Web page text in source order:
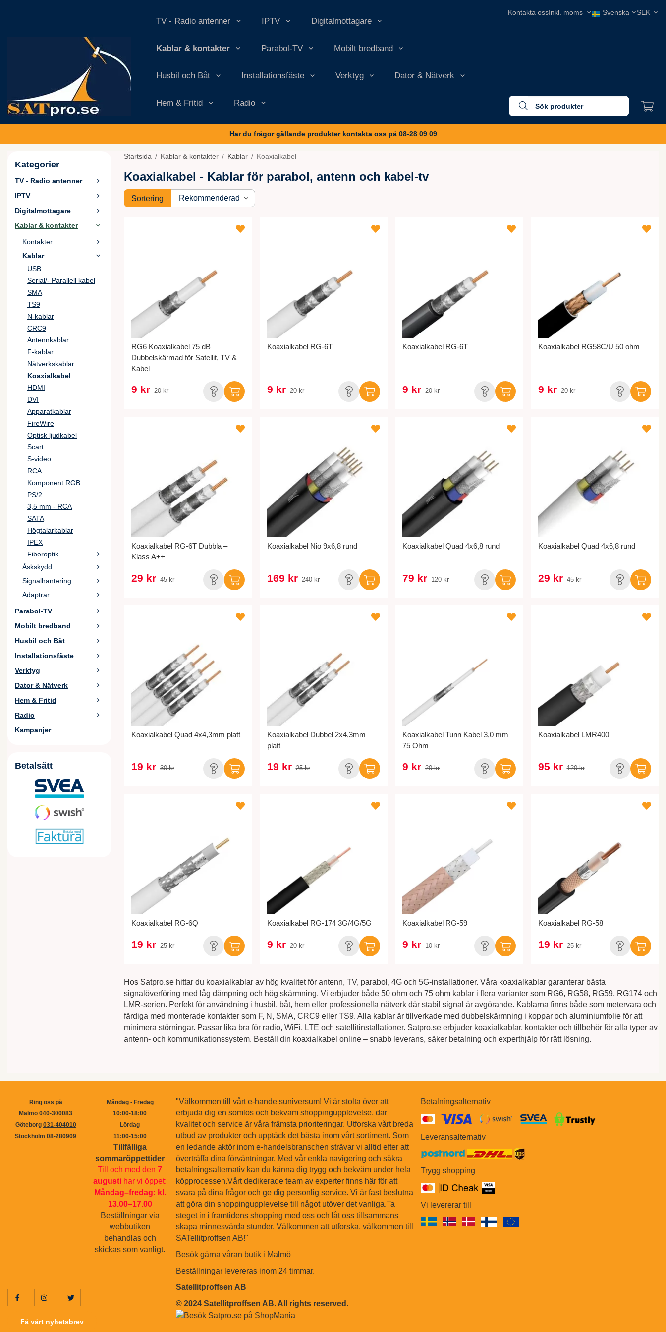
TV - Radio antenner IPTV Digitalmottagare
Kablar & kontakter Parabol-TV Mobilt bredband
Husbil och Båt Installationsfäste Verktyg Dator & Nätverk
Hem & Fritid Radio
Kontakta oss
Har du frågor gällande produkter kontakta oss på 08-28 09 09
Kategorier
TV - Radio antenner
IPTV
Digitalmottagare
Kablar & kontakter
Kontakter
Kablar
USB
Serial/- Parallell kabel
SMA
TS9
N-kablar
CRC9
Antennkablar
F-kablar
Nätverkskablar
Koaxialkabel
HDMI
DVI
Apparatkablar
FireWire
Optisk ljudkabel
Scart
S-video
RCA
Komponent RGB
PS/2
3,5 mm - RCA
SATA
Högtalarkablar
IPEX
Fiberoptik
Åskskydd
Signalhantering
Adaptrar
Parabol-TV
Mobilt bredband
Husbil och Båt
Installationsfäste
Verktyg
Dator & Nätverk
Hem & Fritid
Radio
Kampanjer
Betalsätt
Startsida / Kablar & kontakter / Kablar / Koaxialkabel
Koaxialkabel - Kablar för parabol, antenn och kabel-tv
Sortering
RG6 Koaxialkabel 75 dB –
Dubbelskärmad för Satellit, TV &
Kabel
9 kr 20 kr
Koaxialkabel RG-6T
9 kr 20 kr
Koaxialkabel RG-6T
9 kr 20 kr
Koaxialkabel RG58C/U 50 ohm
9 kr 20 kr
Koaxialkabel RG-6T Dubbla –
Klass A++
29 kr 45 kr
Koaxialkabel Nio 9x6,8 rund
169 kr 240 kr
Koaxialkabel Quad 4x6,8 rund
79 kr 120 kr
Koaxialkabel Quad 4x6,8 rund
29 kr 45 kr
Koaxialkabel Quad 4x4,3mm platt
19 kr 30 kr
Koaxialkabel Dubbel 2x4,3mm
platt
19 kr 25 kr
Koaxialkabel Tunn Kabel 3,0 mm
75 Ohm
9 kr 20 kr
Koaxialkabel LMR400
95 kr 120 kr
Koaxialkabel RG-6Q
19 kr 25 kr
Koaxialkabel RG-174 3G/4G/5G
9 kr 20 kr
Koaxialkabel RG-59
9 kr 10 kr
Koaxialkabel RG-58
19 kr 25 kr
Hos Satpro.se hittar du koaxialkablar av hög kvalitet för antenn, TV, parabol, 4G och 5G-installationer. Våra koaxialkablar garanterar bästa
signalöverföring med låg dämpning och hög skärmning. Vi erbjuder både 50 ohm och 75 ohm kablar i flera varianter som RG6, RG58, RG59, RG174 och
LMR-serien. Perfekt för användning i husbil, båt, hem eller professionella nätverk där stabil signal är avgörande. Kablarna finns både som metervara och
färdiga med monterade kontakter som F, N, SMA, CRC9 eller TS9. Alla kablar är tillverkade med dubbelskärmning i koppar och aluminiumfolie för att
minimera störningar. Passar lika bra för radio, WiFi, LTE och satellitinstallationer. Satpro.se erbjuder koaxialkablar, kontakter och tillbehör för alla typer av
antenn- och kommunikationssystem. Beställ din koaxialkabel online – snabb leverans, säker betalning och experthjälp för rätt lösning.
Ring oss på
Malmö040-300083
Göteborg 031-404010
Stockholm08-280909
Måndag - Fredag
10:00-18:00
Lördag
11:00-15:00
Tillfälliga
sommaröppettider
Till och med den7
augusti har vi öppet:
Måndag–fredag: kl.
13.00–17.00
Beställningar via
webbutiken
behandlas och
skickas som vanligt.
Få vårt nyhetsbrev
"Välkommen till vårt e-handelsuniversum! Vi är stolta över att
erbjuda dig en sömlös och bekväm shoppingupplevelse, där
kvalitet och service är våra främsta prioriteringar. Utforska vårt breda
utbud av produkter och upptäck det bästa inom vårt sortiment. Som
en ledande aktör inom e-handelsbranschen strävar vi alltid efter att
överträffa dina förväntningar. Med vår enkla navigering och säkra
betalningsalternativ kan du känna dig trygg och bekväm under hela
köpprocessen.Vårt dedikerade team av experter finns här för att
svara på dina frågor och ge dig personlig service. Vi är fast beslutna
att göra din shoppingupplevelse till något utöver det vanliga.Ta
steget in i framtidens shopping med oss och låt oss tillsammans
skapa minnesvärda stunder. Välkommen att utforska, välkommen till
SATellitproffsen AB!"
Besök gärna våran butik i Malmö
Beställningar levereras inom 24 timmar.
Satellitproffsen AB
© 2024 Satellitproffsen AB. All rights reserved.
Betalningsalternativ
Leveransalternativ
Trygg shopping
Vi levererar till